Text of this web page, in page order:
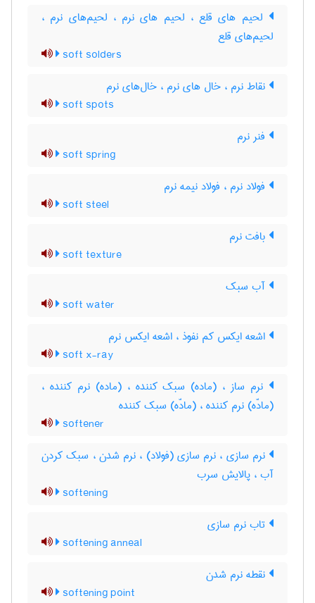
لحیم های قلع ، لحیم های نرم ، لحیم‌های نرم ،
لحیم‌های قلع
soft solders
نقاط نرم ، خال های نرم ، خال‌های نرم
soft spots
فنر نرم
soft spring
فولاد نرم ، فولاد نیمه نرم
soft steel
بافت نرم
soft texture
آب سبک
soft water
اشعه ایکس کم نفوذ ، اشعه ایکس نرم
soft x-ray
نرم ساز ، (ماده) سبک کننده ، (ماده) نرم کننده ،
(مادّه) نرم کننده ، (مادّه) سبک کننده
softener
نرم سازی ، نرم سازی (فولاد) ، نرم شدن ، سبک کردن
آب ، پالایش سرب
softening
تاب نرم سازی
softening anneal
نقطه نرم شدن
softening point